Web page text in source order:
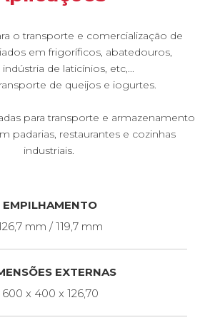
o transporte e comercialização de
em frigoríficos, abatedouros,
indústria de laticínios, etc,...
de queijos e iogurtes.
para transporte e armazenamento
padarias, restaurantes e cozinhas
industriais.
EMPILHAMENTO
mm / 119,7 mm
EXTERNAS
600 x 400 x 126,70